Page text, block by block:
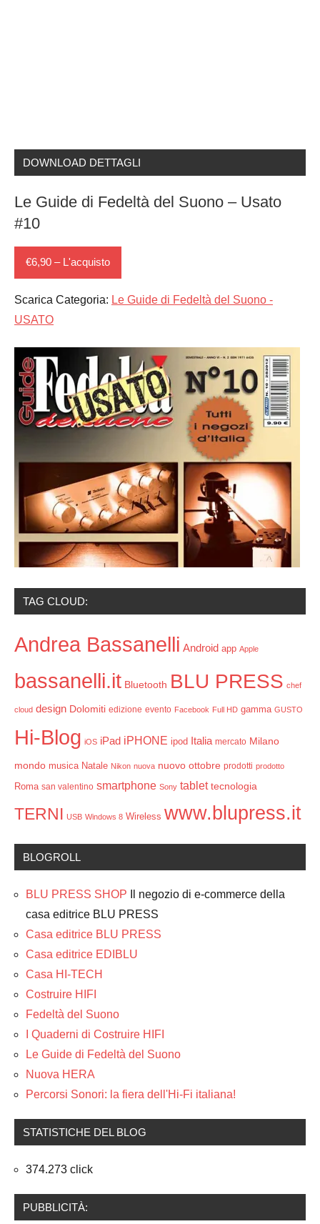
DOWNLOAD DETTAGLI
Le Guide di Fedeltà del Suono – Usato
#10
€6,90 – L'acquisto
Scarica Categoria: Le Guide di Fedeltà del Suono -
USATO
TAG CLOUD:
Andrea Bassanelli Android app Apple
bassanelli.it Bluetooth BLU PRESS chef
cloud design Dolomiti edizione evento Facebook Full HD gamma GUSTO
Hi-Blog iOS iPad iPHONE ipod Italia mercato Milano
mondo musica Natale Nikon nuova nuovo ottobre prodotti prodotto
Roma san valentino smartphone Sony tablet tecnologia
TERNI USB Windows 8 Wireless www.blupress.it
BLOGROLL
BLU PRESS SHOP Il negozio di e-commerce della
casa editrice BLU PRESS
Casa editrice BLU PRESS
Casa editrice EDIBLU
Casa HI-TECH
Costruire HIFI
Fedeltà del Suono
I Quaderni di Costruire HIFI
Le Guide di Fedeltà del Suono
Nuova HERA
Percorsi Sonori: la fiera dell'Hi-Fi italiana!
STATISTICHE DEL BLOG
374.273 click
PUBBLICITÀ: